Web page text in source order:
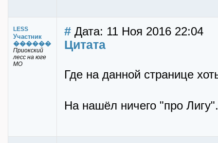
LESS
Участник
������
Приокский
лесс на юге
МО
# Дата: 11 Ноя 2016 22:04
Цитата
Где на данной странице
На нашёл ничего "про Лигу".